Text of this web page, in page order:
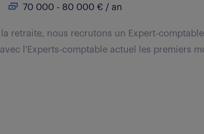
70 000 - 80 000 € / an
retraite, nous recrutons un Expert-
l'Experts-comptable actuel les premiers